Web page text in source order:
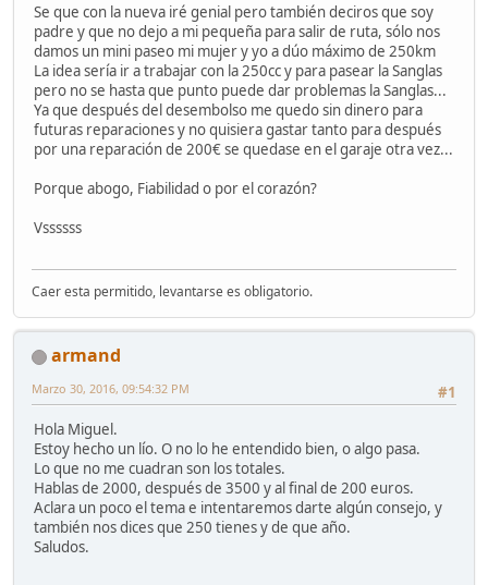
Se que con la nueva iré genial pero también deciros que soy
padre y que no dejo a mi pequeña para salir de ruta, sólo nos
damos un mini paseo mi mujer y yo a dúo máximo de 250km
La idea sería ir a trabajar con la 250cc y para pasear la Sanglas
pero no se hasta que punto puede dar problemas la Sanglas...
Ya que después del desembolso me quedo sin dinero para
futuras reparaciones y no quisiera gastar tanto para después
por una reparación de 200€ se quedase en el garaje otra vez...
Porque abogo, Fiabilidad o por el corazón?
Vssssss
Caer esta permitido, levantarse es obligatorio.
armand
#1
Marzo 30, 2016, 09:54:32 PM
Hola Miguel.
Estoy hecho un lío. O no lo he entendido bien, o algo pasa.
Lo que no me cuadran son los totales.
Hablas de 2000, después de 3500 y al final de 200 euros.
Aclara un poco el tema e intentaremos darte algún consejo, y
también nos dices que 250 tienes y de que año.
Saludos.